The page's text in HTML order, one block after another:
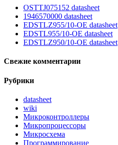
OSTTJ075152 datasheet
1946570000 datasheet
EDSTLZ955/10-OE datasheet
EDSTL955/10-OE datasheet
EDSTLZ950/10-OE datasheet
Свежие комментарии
Рубрики
datasheet
wiki
Микроконтроллеры
Микропроцессоры
Микросхема
Программирование